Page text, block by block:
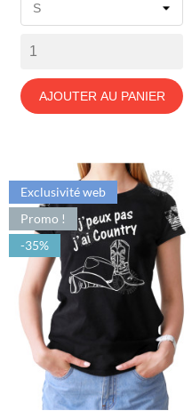
AJOUTER AU PANIER
Exclusivité web
Promo !
-35%